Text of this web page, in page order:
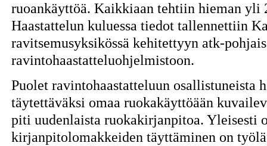
ruoankäyttöä. Kaikkiaan tehtiin hieman yli
Haastattelun kuluessa tiedot tallennettiin
ravitsemusyksikössä kehitettyyn atk-
ravintohaastatteluohjelmistoon.
Puolet ravintohaastatteluun osallistuneista
täytettäväksi omaa ruokakäyttöään
piti uudenlaista ruokakirjanpitoa. Yleisesti
kirjanpitolomakkeiden täyttäminen on